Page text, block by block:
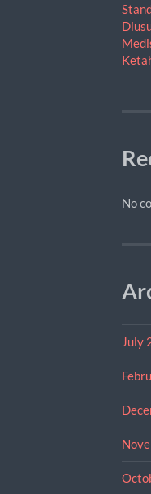
No
July